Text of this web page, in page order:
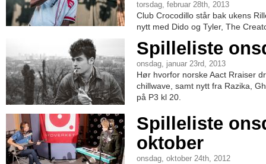
torsdag, februar 28th, 2013
Club Crocodillo står bak ukens
nytt med Dido og Tyler, The
Spilleliste
onsdag, januar 23rd, 2013
Hør hvorfor norske Aact Rraiser
chillwave, samt nytt fra Razika,
på P3 kl 20.
Spilleliste
oktober
onsdag, oktober 24th, 2012